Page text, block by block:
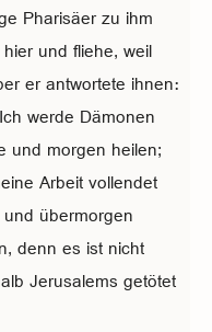
Pharisäer zu ihm
und fliehe, weil
er antwortete ihnen:
werde Dämonen
und morgen heilen;
Arbeit vollendet
übermorgen
denn es ist nicht
Jerusalems getötet